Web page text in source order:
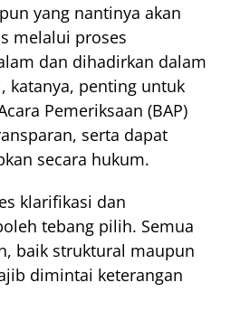
yang nantinya akan
melalui proses
dan dihadirkan dalam
katanya, penting untuk
Pemeriksaan (BAP)
serta dapat
secara hukum.
klarifikasi dan
tebang pilih. Semua
baik struktural maupun
dimintai keterangan